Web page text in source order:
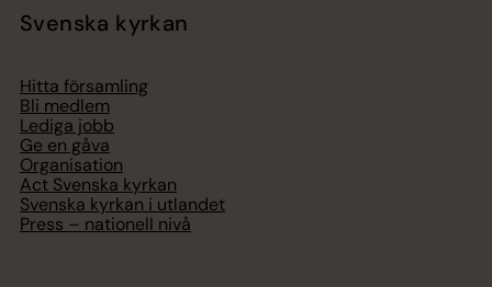
Svenska kyrkan
Hitta församling
Bli medlem
Lediga jobb
Ge en gåva
Organisation
Act Svenska kyrkan
Svenska kyrkan i utlandet
Press – nationell nivå